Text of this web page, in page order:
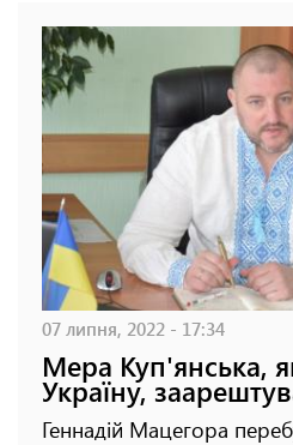
07 липня, 2022 - 17:34
Мера Куп'янська,
Україну,
Геннадій Мацегора